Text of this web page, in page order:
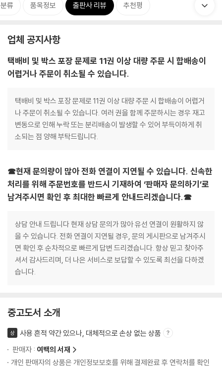
류 품목정보 출판사 리뷰 추천평
업체 공지사항
택배비 및 박스 포장 문제로 11권 이상 대량 주문 시 합배송이
어렵거나 주문이 취소될 수 있습니다.
택배비 및 박스 포장 문제로 11권 이상 대량 주문 시 합배송이 어렵거
나 주문이 취소될 수 있습니다. 여러 권을 함께 주문하시는 경우 재고
변동으로 인해 누락 또는 분리배송이 발생할 수 있어 부득이하게 취
소되는 점 양해 부탁드립니다.
☎현재 문의량이 많아 전화 연결이 지연될 수 있습니다. 신속한
처리를 위해 주문번호를 반드시 기재하여 ‘판매자 문의하기’로
남겨주시면 확인 후 최대한 빠르게 안내드리겠습니다.☎
상담 안내 드립니다 현재 상담 문의가 많아 유선 연결이 원활하지 않
을 수 있습니다. 전화 연결이 지연될 경우, 문의 게시판으로 남겨주시
면 확인 후 순차적으로 빠르게 답변 드리겠습니다. 항상 믿고 찾아주
셔서 감사드리며, 더 나은 서비스로 보답할 수 있도록 최선을 다하겠
습니다.
중고도서 소개
상
사용 흔적 약간 있으나, 대체적으로 손상 없는 상품
판매자 : 여백의 서재
개인 판매자의 상품은 개인정보보호를 위해 결제완료 후 연락처를 확인